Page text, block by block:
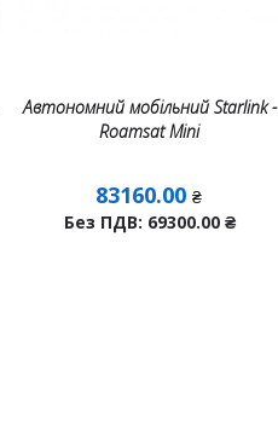
Автономний мобільний Starlink -
Roamsat Mini
83160.00₴
Без ПДВ: 69300.00 ₴